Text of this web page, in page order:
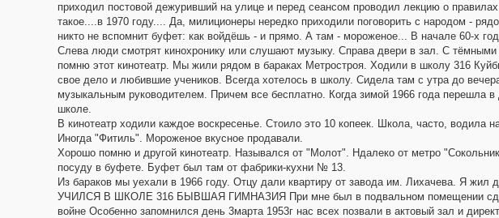
приходил постовой дежуривший на улице и перед сеансом проводил лекцию о
такое....в 1970 году.... Да, милиционеры нередко приходили поговорить с народом -
никто не вспомнит буфет: как войдёшь - и прямо. А там - мороженое... В начале 60-х
Слева люди смотрят кинохронику или слушают музыку. Справа двери в зал. С
помню этот кинотеатр. Мы жили рядом в бараках Метростроя. Ходили в школу 316
свое дело и любившие учеников. Всегда хотелось в школу. Сидела там с утра до
музыкальным руководителем. Причем все бесплатно. Когда зимой 1966 года перешла
школе.
В кинотеатр ходили каждое воскресенье. Стоило это 10 копеек. Школа, часто, водила
Иногда "Фитиль". Мороженое вкусное продавали.
Хорошо помню и другой кинотеатр. Назывался от "Молот". Ндалеко от метро
посуду в буфете. Буфет был там от фабрики-кухни № 13.
Из бараков мы уехали в 1966 году. Отцу дали квартиру от завода им. Лихачева. Я жил
УЧИЛСЯ В ШКОЛЕ 316 БЫВШАЯ ГИМНАЗИЯ При мне был в подвальном помещении
войне Особенно запомнился день 3марта 1953г нас всех позвали в актовый зал и